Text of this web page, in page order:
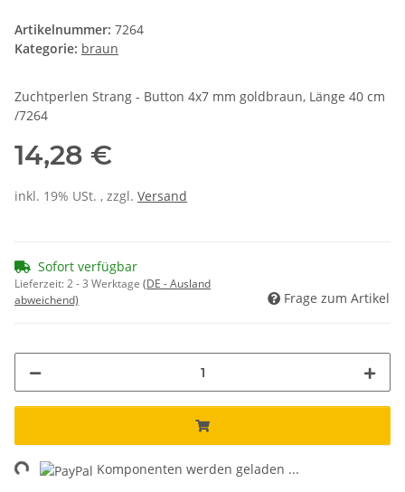
Artikelnummer: 7264
Kategorie: braun
Zuchtperlen Strang - Button 4x7 mm goldbraun, Länge 40 cm
/7264
14,28 €
inkl. 19% USt. , zzgl. Versand
Sofort verfügbar
Lieferzeit:2 - 3 Werktage (DE - Ausland
abweichend)
Frage zum Artikel
Komponenten werden geladen ...